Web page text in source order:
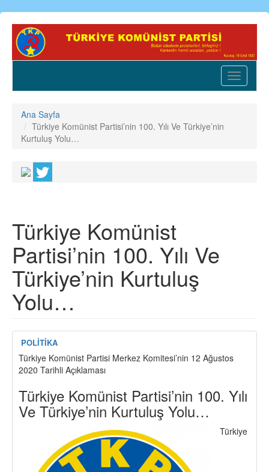
Ana
içeriğe
Toggle
Ana Sayfa
Türkiye Komünist Partisi’nin 100. Yılı Ve Türkiye’nin
Kurtuluş Yolu…
Türkiye Komünist
Partisi’nin 100. Yılı Ve
Türkiye’nin Kurtuluş
Yolu…
POLİTİKA
Türkiye Komünist Partisi Merkez Komitesi’nin 12 Ağustos
2020 Tarihli Açıklaması
Türkiye Komünist Partisi’nin 100. Yılı
Ve Türkiye’nin Kurtuluş Yolu…
Türkiye